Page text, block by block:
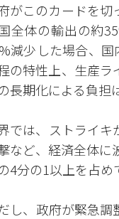
がこのカードを
全体の輸出の約
減少した場合、
の特性上、生産ラ
長期化による負担
では、ストライキ
など、経済全体に
4分の1以上を占め
し、政府が緊急